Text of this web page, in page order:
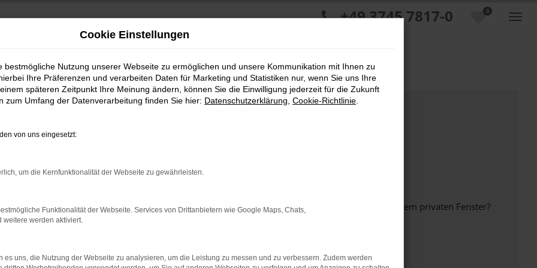
0
+49 3745 7817-0
bestimmter Seiten verhindern. Funktioniert die Seite in einem anderen Browser oder in einem privaten Fenster?
beheben.
auf dem neuesten Stand sind.
Cookie Einstellungen
bestmögliche Nutzung unserer Webseite zu ermöglichen und unsere Kommunikation mit Ihnen zu
Ihre Präferenzen und verarbeiten Daten für Marketing und Statistiken nur, wenn Sie uns Ihre
späteren Zeitpunkt Ihre Meinung ändern, können Sie die Einwilligung jederzeit für die Zukunft
zum Umfang der Datenverarbeitung finden Sie hier: Datenschutzerklärung Cookie-Richtlinie
von uns eingesetzt:
um die Kernfunktionalität der Webseite zu gewährleisten.
Funktionalität der Webseite. Services von Drittanbietern wie Google Maps, Chats,
weitere werden aktiviert.
es uns, die Nutzung der Webseite zu analysieren, um die Leistung zu messen und zu verbessern. Zudem werden